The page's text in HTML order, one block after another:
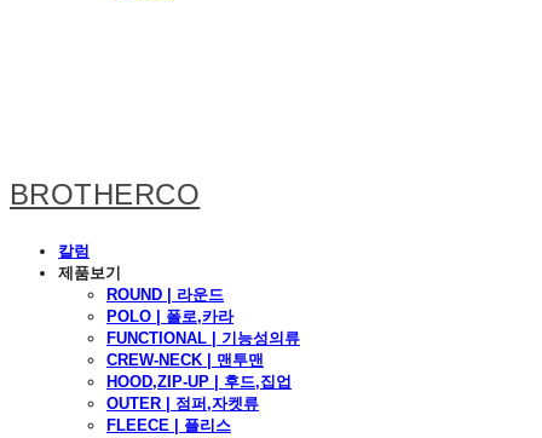
BROTHERCO
칼럼
제품보기
ROUND | 라운드
POLO | 폴로,카라
FUNCTIONAL | 기능성의류
CREW-NECK | 맨투맨
HOOD,ZIP-UP | 후드,집업
OUTER | 점퍼,자켓류
FLEECE | 플리스